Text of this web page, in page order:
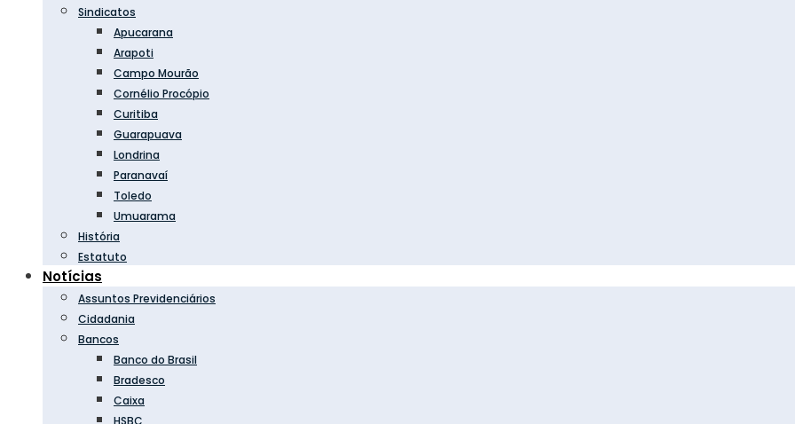
Sindicatos
Apucarana
Arapoti
Campo Mourão
Cornélio Procópio
Curitiba
Guarapuava
Londrina
Paranavaí
Toledo
Umuarama
História
Estatuto
Notícias
Assuntos Previdenciários
Cidadania
Bancos
Banco do Brasil
Bradesco
Caixa
HSBC